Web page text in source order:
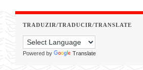
TRADUZIR/TRADUCIR/TRANSLATE
Powered by Translate